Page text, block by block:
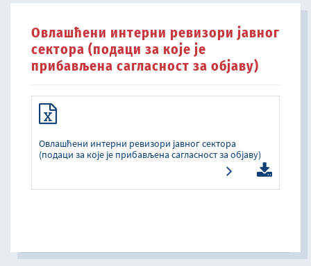
Oвлашћени интерни ревизори јавног
сектора (подаци за које је
прибављена сагласност за објаву)
Oвлашћени интерни ревизори јавног сектора
(подаци за које је прибављена сагласност за објаву)